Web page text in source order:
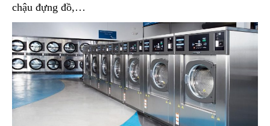
chậu đựng đồ,…